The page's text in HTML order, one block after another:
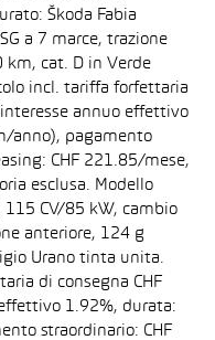
Škoda Fabia
a 7 marce, trazione
cat. D in Verde
incl. tariffa forfettaria
annuo effettivo
anno), pagamento
CHF 221.85/mese,
esclusa. Modello
115 CV/85 kW, cambio
anteriore, 124 g
Urano tinta unita.
di consegna CHF
1.92%, durata:
straordinario: CHF